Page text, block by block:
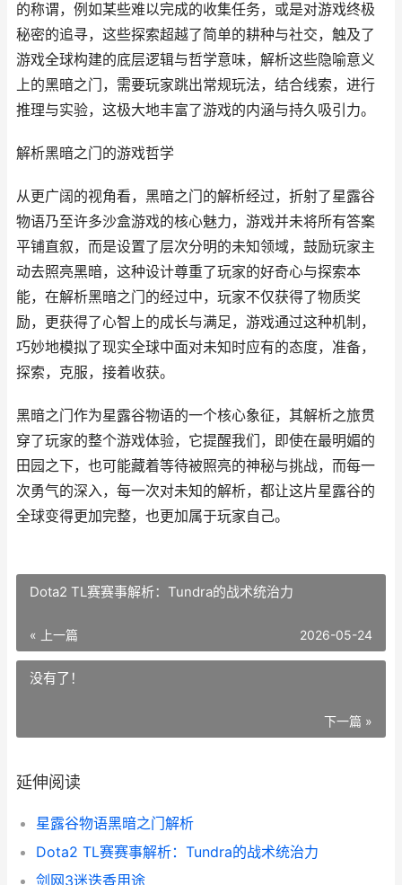
的称谓，例如某些难以完成的收集任务，或是对游戏终极
秘密的追寻，这些探索超越了简单的耕种与社交，触及了
游戏全球构建的底层逻辑与哲学意味，解析这些隐喻意义
上的黑暗之门，需要玩家跳出常规玩法，结合线索，进行
推理与实验，这极大地丰富了游戏的内涵与持久吸引力。
解析黑暗之门的游戏哲学
从更广阔的视角看，黑暗之门的解析经过，折射了星露谷
物语乃至许多沙盒游戏的核心魅力，游戏并未将所有答案
平铺直叙，而是设置了层次分明的未知领域，鼓励玩家主
动去照亮黑暗，这种设计尊重了玩家的好奇心与探索本
能，在解析黑暗之门的经过中，玩家不仅获得了物质奖
励，更获得了心智上的成长与满足，游戏通过这种机制，
巧妙地模拟了现实全球中面对未知时应有的态度，准备，
探索，克服，接着收获。
黑暗之门作为星露谷物语的一个核心象征，其解析之旅贯
穿了玩家的整个游戏体验，它提醒我们，即使在最明媚的
田园之下，也可能藏着等待被照亮的神秘与挑战，而每一
次勇气的深入，每一次对未知的解析，都让这片星露谷的
全球变得更加完整，也更加属于玩家自己。
Dota2 TL赛赛事解析：Tundra的战术统治力
« 上一篇 2026-05-24
没有了！
下一篇 »
延伸阅读
星露谷物语黑暗之门解析
Dota2 TL赛赛事解析：Tundra的战术统治力
剑网3迷迭香用途